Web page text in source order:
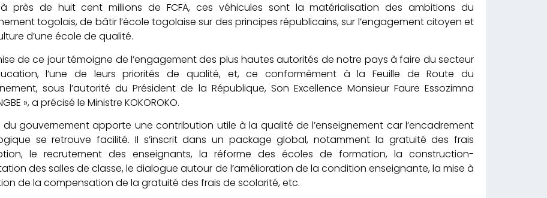
à près de huit cent millions de FCFA, ces véhicules sont la matérialisation des ambitions du
togolais, de bâtir l’école togolaise sur des principes républicains, sur l’engagement citoyen et
d’une école de qualité.
de ce jour témoigne de l’engagement des plus hautes autorités de notre pays à faire du secteur
l’une de leurs priorités de qualité, et, ce conformément à la Feuille de Route du
sous l’autorité du Président de la République, Son Excellence Monsieur Faure Essozimna
», a précisé le Ministre KOKOROKO.
gouvernement apporte une contribution utile à la qualité de l’enseignement car l’encadrement
se retrouve facilité. Il s’inscrit dans un package global, notamment la gratuité des frais
le recrutement des enseignants, la réforme des écoles de formation, la construction-
des salles de classe, le dialogue autour de l’amélioration de la condition enseignante, la mise à
de la compensation de la gratuité des frais de scolarité, etc.